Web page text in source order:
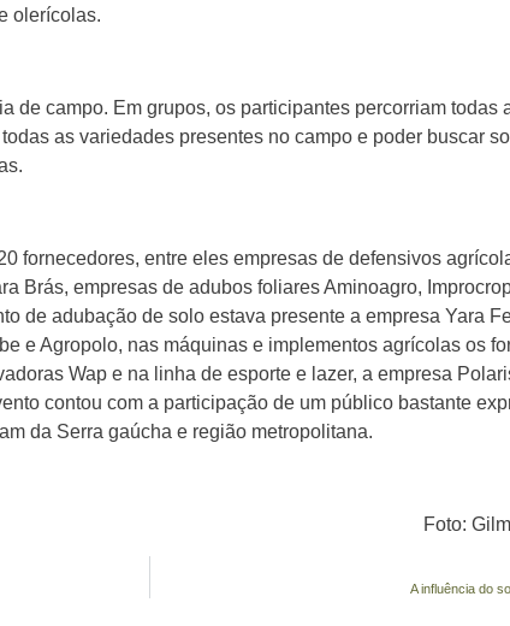
olerícolas.
de campo. Em grupos, os participantes percorriam todas
as variedades presentes no campo e poder buscar
fornecedores, entre eles empresas de defensivos
Brás, empresas de adubos foliares Aminoagro,
de adubação de solo estava presente a empresa Yara
e Agropolo, nas máquinas e implementos agrícolas os
Wap e na linha de esporte e lazer, a empresa
contou com a participação de um público bastante
da Serra gaúcha e região metropolitana.
Foto:
A influência do